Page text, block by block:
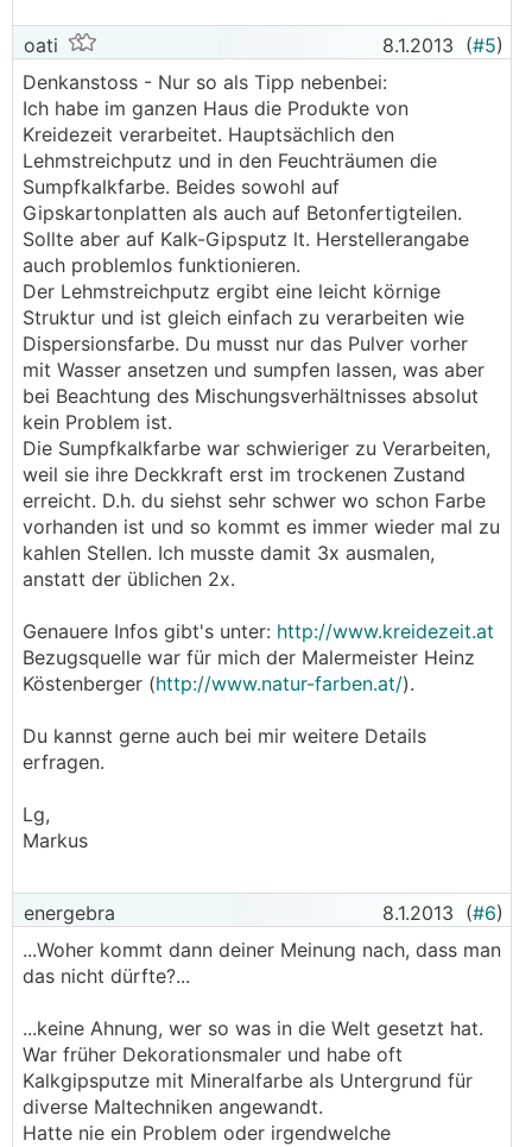
oati 8.1.2013 (#5)
Denkanstoss - Nur so als Tipp nebenbei:
Ich habe im ganzen Haus die Produkte von
Kreidezeit verarbeitet. Hauptsächlich den
Lehmstreichputz und in den Feuchträumen die
Sumpfkalkfarbe. Beides sowohl auf
Gipskartonplatten als auch auf Betonfertigteilen.
Sollte aber auf Kalk-Gipsputz lt. Herstellerangabe
auch problemlos funktionieren.
Der Lehmstreichputz ergibt eine leicht körnige
Struktur und ist gleich einfach zu verarbeiten wie
Dispersionsfarbe. Du musst nur das Pulver vorher
mit Wasser ansetzen und sumpfen lassen, was aber
bei Beachtung des Mischungsverhältnisses absolut
kein Problem ist.
Die Sumpfkalkfarbe war schwieriger zu Verarbeiten,
weil sie ihre Deckkraft erst im trockenen Zustand
erreicht. D.h. du siehst sehr schwer wo schon Farbe
vorhanden ist und so kommt es immer wieder mal zu
kahlen Stellen. Ich musste damit 3x ausmalen,
anstatt der üblichen 2x.
Genauere Infos gibt's unter: http://www.kreidezeit.at
Bezugsquelle war für mich der Malermeister Heinz
Köstenberger (http://www.natur-farben.at/).
Du kannst gerne auch bei mir weitere Details
erfragen.
Lg,
Markus
energebra 8.1.2013 (#6)
...Woher kommt dann deiner Meinung nach, dass man
das nicht dürfte?...
...keine Ahnung, wer so was in die Welt gesetzt hat.
War früher Dekorationsmaler und habe oft
Kalkgipsputze mit Mineralfarbe als Untergrund für
diverse Maltechniken angewandt.
Hatte nie ein Problem oder irgendwelche